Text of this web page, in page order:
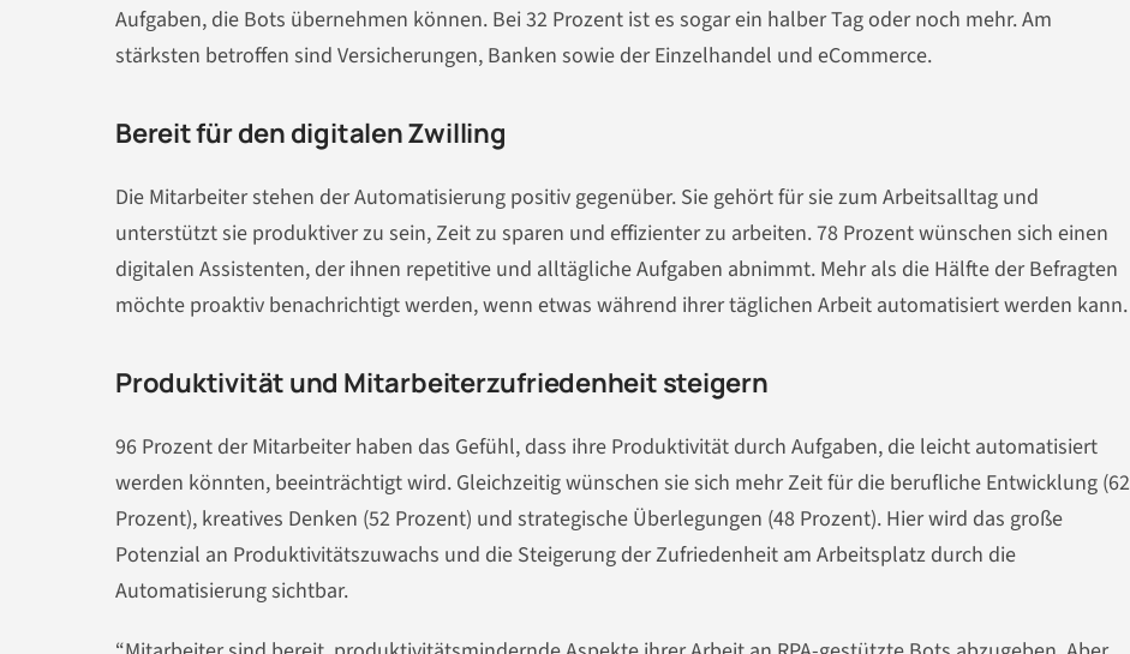
Aufgaben, die Bots übernehmen können. Bei 32 Prozent ist es sogar ein halber Tag oder noch mehr. Am
stärksten betroffen sind Versicherungen, Banken sowie der Einzelhandel und eCommerce.
Bereit für den digitalen Zwilling
Die Mitarbeiter stehen der Automatisierung positiv gegenüber. Sie gehört für sie zum Arbeitsalltag und
unterstützt sie produktiver zu sein, Zeit zu sparen und effizienter zu arbeiten. 78 Prozent wünschen sich einen
digitalen Assistenten, der ihnen repetitive und alltägliche Aufgaben abnimmt. Mehr als die Hälfte der Befragten
möchte proaktiv benachrichtigt werden, wenn etwas während ihrer täglichen Arbeit automatisiert werden kann.
Produktivität und Mitarbeiterzufriedenheit steigern
96 Prozent der Mitarbeiter haben das Gefühl, dass ihre Produktivität durch Aufgaben, die leicht automatisiert
werden könnten, beeinträchtigt wird. Gleichzeitig wünschen sie sich mehr Zeit für die berufliche Entwicklung (62
Prozent), kreatives Denken (52 Prozent) und strategische Überlegungen (48 Prozent). Hier wird das große
Potenzial an Produktivitätszuwachs und die Steigerung der Zufriedenheit am Arbeitsplatz durch die
Automatisierung sichtbar.